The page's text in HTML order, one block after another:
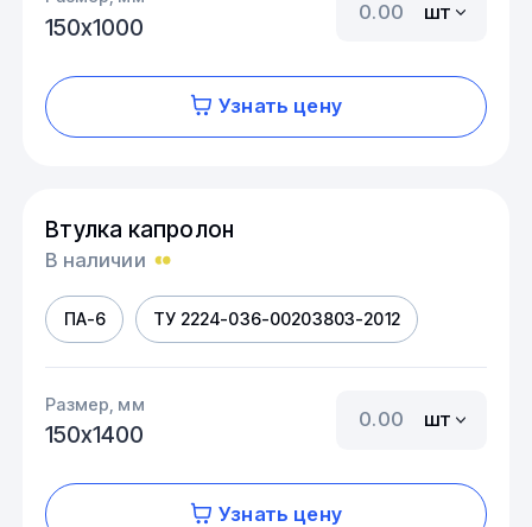
150х1000
шт
Узнать цену
Втулка капролон
В наличии
ПА-6 ТУ 2224-036-00203803-2012
Размер, мм
150х1400
шт
Узнать цену